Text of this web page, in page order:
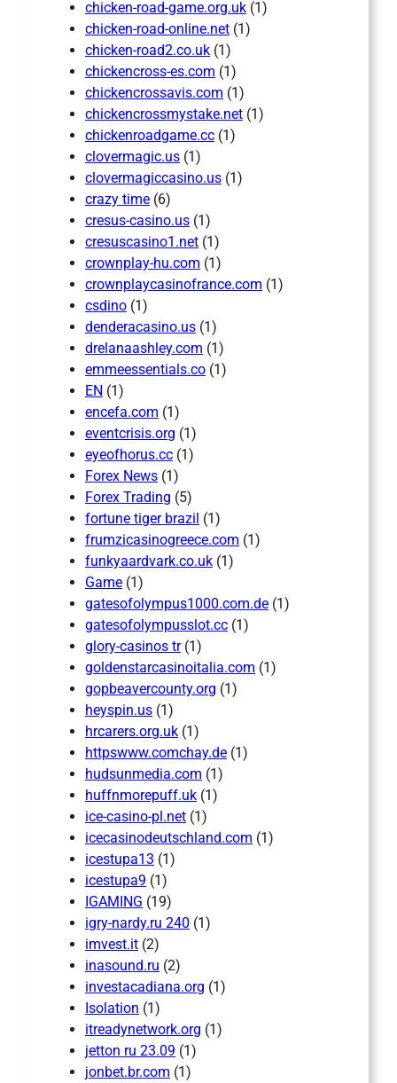
chicken-road-game.org.uk (1)
chicken-road-online.net (1)
chicken-road2.co.uk (1)
chickencross-es.com (1)
chickencrossavis.com (1)
chickencrossmystake.net (1)
chickenroadgame.cc (1)
clovermagic.us (1)
clovermagiccasino.us (1)
crazy time (6)
cresus-casino.us (1)
cresuscasino1.net (1)
crownplay-hu.com (1)
crownplaycasinofrance.com (1)
csdino (1)
denderacasino.us (1)
drelanaashley.com (1)
emmeessentials.co (1)
EN (1)
encefa.com (1)
eventcrisis.org (1)
eyeofhorus.cc (1)
Forex News (1)
Forex Trading (5)
fortune tiger brazil (1)
frumzicasinogreece.com (1)
funkyaardvark.co.uk (1)
Game (1)
gatesofolympus1000.com.de (1)
gatesofolympusslot.cc (1)
glory-casinos tr(1)
goldenstarcasinoitalia.com (1)
gopbeavercounty.org (1)
heyspin.us (1)
hrcarers.org.uk (1)
httpswww.comchay.de (1)
hudsunmedia.com (1)
huffnmorepuff.uk (1)
ice-casino-pl.net (1)
icecasinodeutschland.com (1)
icestupa13 (1)
icestupa9 (1)
IGAMING (19)
igry-nardy.ru 240 (1)
imvest.it (2)
inasound.ru (2)
investacadiana.org (1)
Isolation (1)
itreadynetwork.org (1)
jetton ru 23.09 (1)
jonbet.br.com (1)